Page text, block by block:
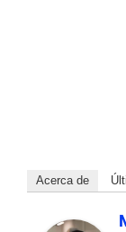
Acerca de